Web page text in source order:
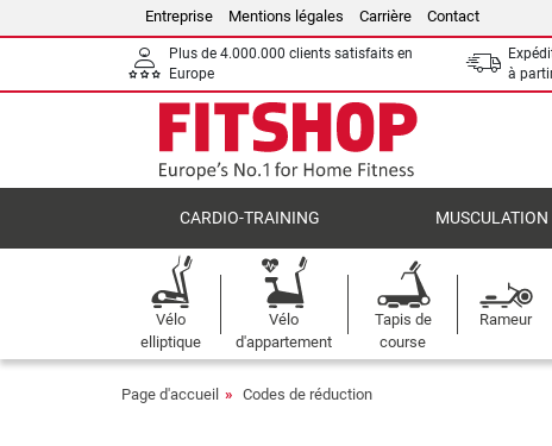
Entreprise Mentions légales Carrière Contact
Plus de 4.000.000 clients satisfaits en
Europe
à
CARDIO-TRAINING MUSCULATION
Vélo
elliptique
Vélo
d'appartement
Tapis de
course
Rameur
Page d'accueil Codes de réduction